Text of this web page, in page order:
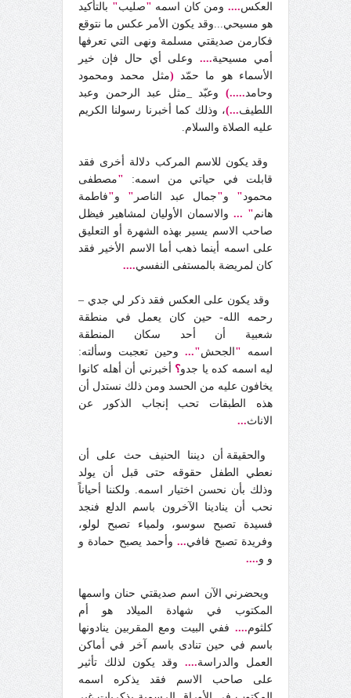
العكس....ومن كان اسمه "صليب" بالتأكيد
هو مسيحي...وقد يكون الأمر عكس ما نتوقع
فكارمن صديقتي مسلمة ونهى التي تعرفها
أمي مسيحية.... وعلى أي حال فإن خير
الأسماء هو ما حمّد (مثل محمد ومحمود
وحامد.....) وعبّد _مثل عبد الرحمن وعبد
اللطيف...)، وذلك كما أخبرنا رسولنا الكريم
عليه الصلاة والسلام.
وقد يكون للاسم المركب دلالة أخرى فقد
قابلت في حياتي من اسمه: "مصطفى
محمود" و"جمال عبد الناصر " و"فاطمة
هانم" ... والاسمان الأوليان لمشاهير فيظل
صاحب الاسم يسير بهذه الشهرة أو التعليق
على اسمه أينما ذهب أما الاسم الأخير فقد
كان لمريضة بالمستفى النفسي....
وقد يكون على العكس فقد ذكر لي جدي –
رحمه الله- حين كان يعمل في منطقة
شعبية أن أحد سكان المنطقة
اسمه " الجحش"... وحين تعجبت وسألته:
ليه اسمه كده يا جدو؟ أخبرني أن أهله كانوا
يخافون عليه من الحسد ومن ذلك نستدل أن
هذه الطبقات تحب إنجاب الذكور عن
الاناث...
والحقيقة أن ديننا الحنيف حث على أن
نعطي الطفل حقوقه حتى قبل أن يولد
وذلك بأن نحسن اختيار اسمه. ولكننا أحياناً
نحب أن ينادينا الآخرون باسم الدلع فنجد
فسيدة تصبح سوسو، ولمياء تصبح لولو،
وفريدة تصبح فافي...وأحمد يصبح حمادة و
و و....
ويحضرني الآن اسم صديقتي حنان واسمها
المكتوب في شهادة الميلاد هو أم
كلثوم...
. ففي البيت ومع المقربين ينادونها
باسم في حين تنادى باسم آخر في أماكن
العمل والدراسة.... وقد يكون لذلك تأثير
على صاحب الاسم فقد يذكره اسمه